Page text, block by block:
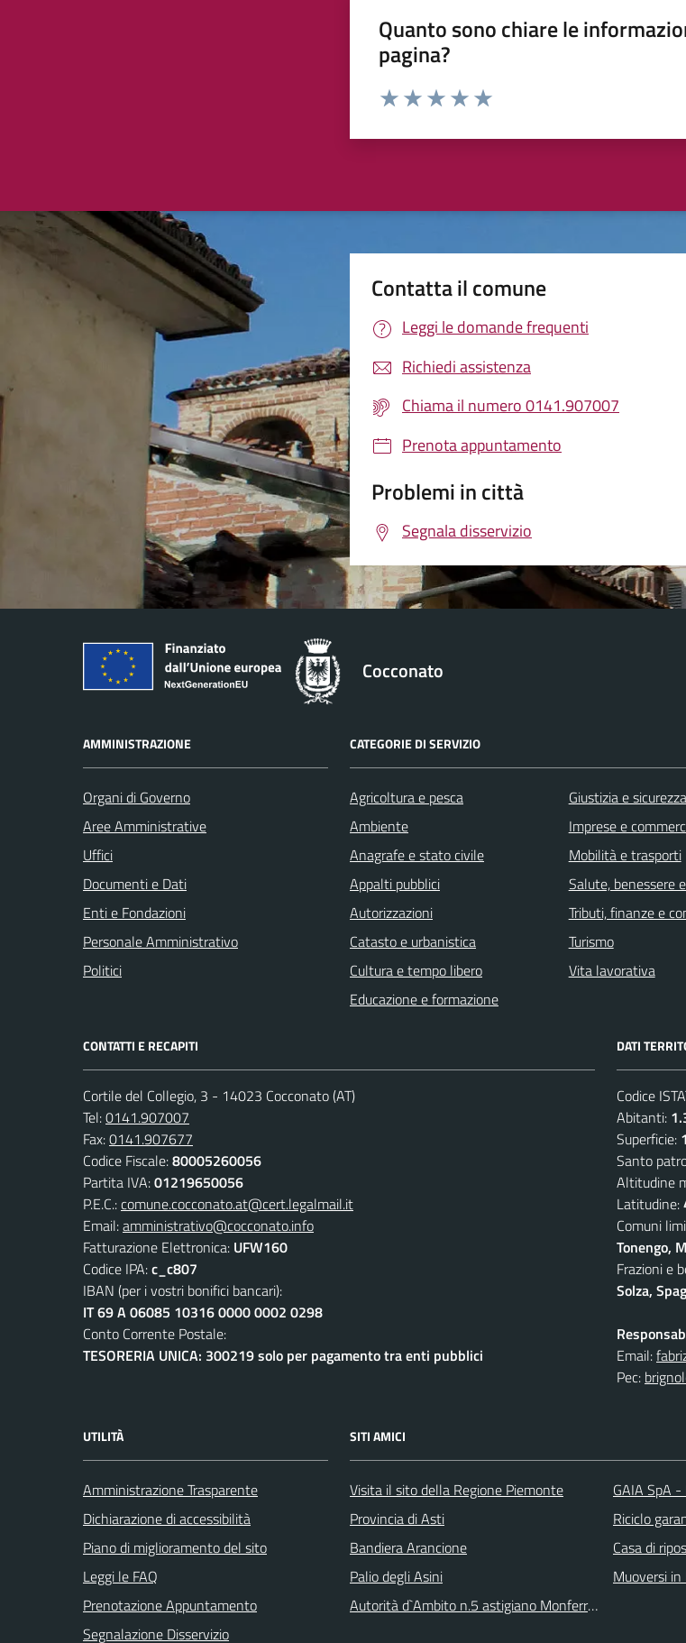
Quanto sono chiare le
pagina?
Valuta da 1 a 5 stelle la pagina
Contatta il comune
Leggi le domande frequenti
Richiedi assistenza
Chiama il numero 0141.907007
Prenota appuntamento
Problemi in città
Segnala disservizio
Cocconato
AMMINISTRAZIONE
Organi di Governo
Aree Amministrative
Uffici
Documenti e Dati
Enti e Fondazioni
Personale Amministrativo
Politici
CATEGORIE DI SERVIZIO
Agricoltura e pesca
Ambiente
Anagrafe e stato civile
Appalti pubblici
Autorizzazioni
Catasto e urbanistica
Cultura e tempo libero
Educazione e formazione
Giustizia e
Imprese e
Mobilità e trasporti
Salute, benessere
Tributi, finanze e
Turismo
Vita lavorativa
CONTATTI E RECAPITI
Cortile del Collegio, 3 - 14023 Cocconato (AT)
Tel:0141.907007
Fax:0141.907677
Codice Fiscale:80005260056
Partita IVA:01219650056
P.E.C.:comune.cocconato.at@cert.legalmail.it
Email:amministrativo@cocconato.info
Fatturazione Elettronica: UFW160
Codice IPA:c_c807
IBAN (per i vostri bonifici bancari):
IT 69 A 06085 10316 0000 0002 0298
Conto Corrente Postale:
TESORERIA UNICA: 300219 solo per pagamento tra enti pubblici
DATI
Codice
Abitanti:
Superficie:
Santo
Altitudine
Latitudine:
Comuni
Tonengo,
Frazioni e
Solza,
Email:
Pec:
UTILITÀ
Amministrazione Trasparente
Dichiarazione di accessibilità
Piano di miglioramento del sito
Leggi le FAQ
Prenotazione Appuntamento
Segnalazione Disservizio
SITI AMICI
Visita il sito della Regione Piemonte
Provincia di Asti
Bandiera Arancione
Palio degli Asini
Autorità d`Ambito n.5 astigiano Monferrato
GAIA SpA
Riciclo
Casa di
Muoversi